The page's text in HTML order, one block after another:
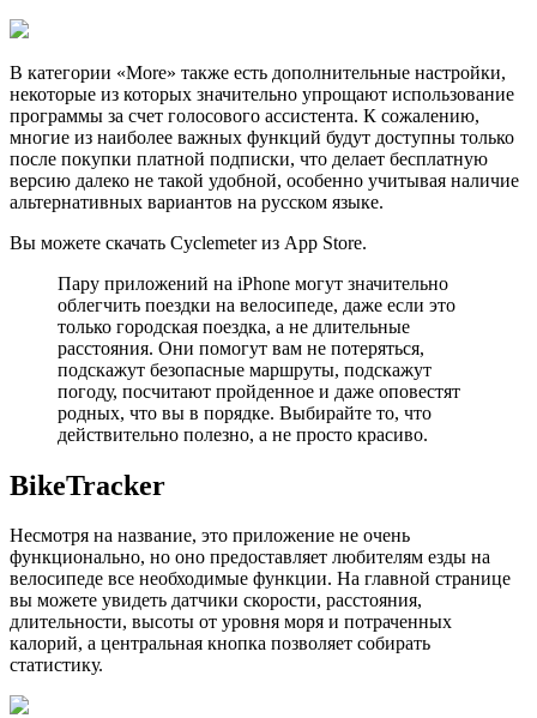
В категории «More» также есть дополнительные настройки,
некоторые из которых значительно упрощают использование
программы за счет голосового ассистента. К сожалению,
многие из наиболее важных функций будут доступны только
после покупки платной подписки, что делает бесплатную
версию далеко не такой удобной, особенно учитывая наличие
альтернативных вариантов на русском языке.
Вы можете скачать Cyclemeter из App Store.
Пару приложений на iPhone могут значительно
облегчить поездки на велосипеде, даже если это
только городская поездка, а не длительные
расстояния. Они помогут вам не потеряться,
подскажут безопасные маршруты, подскажут
погоду, посчитают пройденное и даже оповестят
родных, что вы в порядке. Выбирайте то, что
действительно полезно, а не просто красиво.
BikeTracker
Несмотря на название, это приложение не очень
функционально, но оно предоставляет любителям езды на
велосипеде все необходимые функции. На главной странице
вы можете увидеть датчики скорости, расстояния,
длительности, высоты от уровня моря и потраченных
калорий, а центральная кнопка позволяет собирать
статистику.